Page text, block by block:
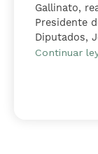
Gallinato,
Presidente
Diputados,
Continuar